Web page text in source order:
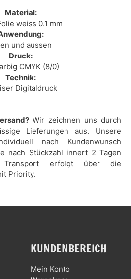
Material:
weiss 0.1 mm
und aussen
Druck:
CMYK (8/0)
Technik:
Digitaldruck
Wir zeichnen uns durch
Lieferungen aus. Unsere
nach Kundenwunsch
nach Stückzahl innert 2 Tagen
Transport erfolgt über die
Priority.
KUNDENBEREICH
Mein Konto